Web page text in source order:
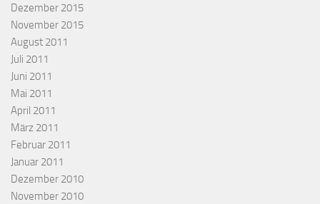
Dezember 2015
November 2015
August 2011
Juli 2011
Juni 2011
Mai 2011
April 2011
März 2011
Februar 2011
Januar 2011
Dezember 2010
November 2010